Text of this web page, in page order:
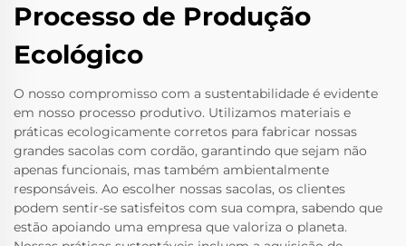
Processo de Produção
Ecológico
O nosso compromisso com a sustentabilidade é evidente
em nosso processo produtivo. Utilizamos materiais e
práticas ecologicamente corretos para fabricar nossas
grandes sacolas com cordão, garantindo que sejam não
apenas funcionais, mas também ambientalmente
responsáveis. Ao escolher nossas sacolas, os clientes
podem sentir-se satisfeitos com sua compra, sabendo que
estão apoiando uma empresa que valoriza o planeta.